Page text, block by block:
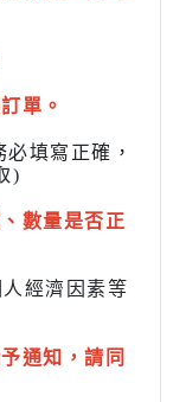
單。
填寫正確，
)
數量是否正
經濟因素等
通知，請同